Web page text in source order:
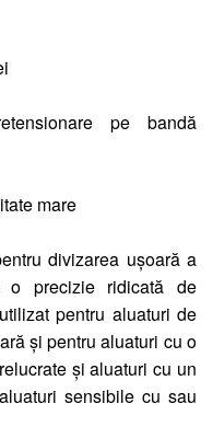
pe bandă
mare
divizarea ușoară a
precizie ridicată de
pentru aluaturi de
și pentru aluaturi cu o
și aluaturi cu un
sensibile cu sau